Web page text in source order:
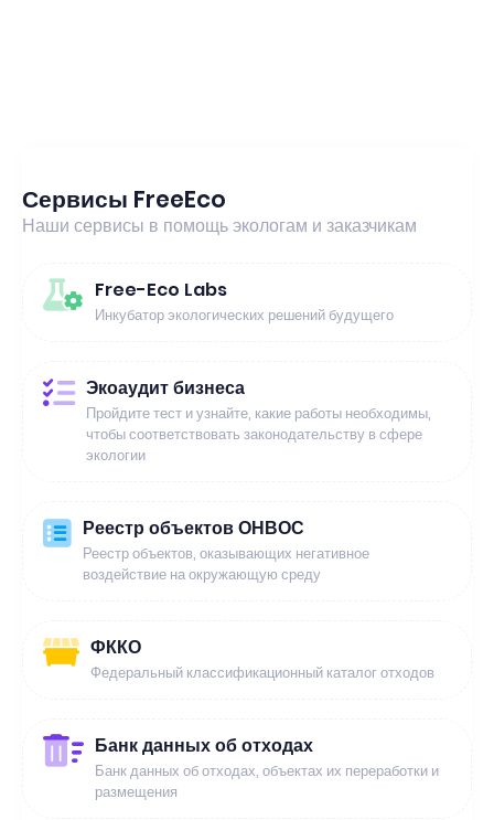
Сервисы FreeEco
Наши сервисы в помощь экологам и заказчикам
Free-Eco Labs
Инкубатор экологических решений будущего
Экоаудит бизнеса
Пройдите тест и узнайте, какие работы необходимы,
чтобы соответствовать законодательству в сфере
экологии
Реестр объектов ОНВОС
Реестр объектов, оказывающих негативное
воздействие на окружающую среду
ФККО
Федеральный классификационный каталог отходов
Банк данных об отходах
Банк данных об отходах, объектах их переработки и
размещения